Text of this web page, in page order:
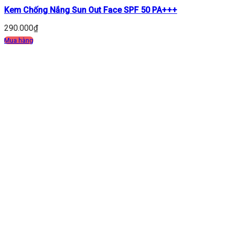
Kem Chống Nắng Sun Out Face SPF 50 PA+++
290.000₫
Mua hàng